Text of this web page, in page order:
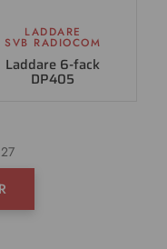
LADDARE
SVB RADIOCOM
Laddare 6-fack
DP405